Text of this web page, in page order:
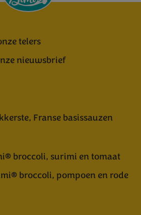
telers
nieuwsbrief
Franse basissauzen
broccoli, surimi en tomaat
broccoli, pompoen en rode